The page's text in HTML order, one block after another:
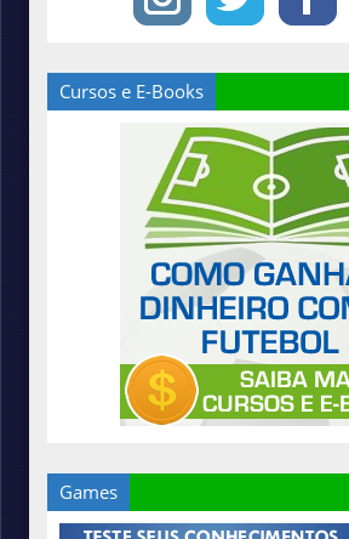
Cursos e E-Books
Games